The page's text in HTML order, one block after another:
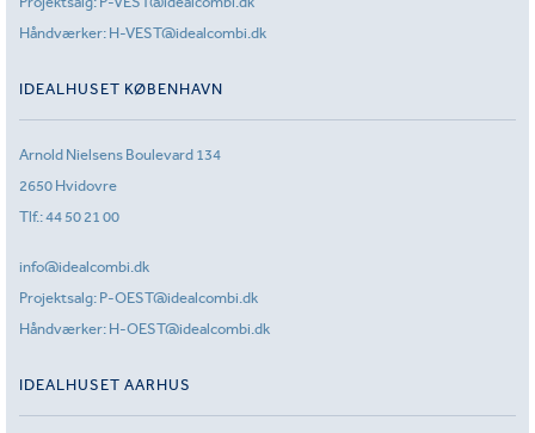
Håndværker: H-VEST@idealcombi.dk
IDEALHUSET KØBENHAVN
Arnold Nielsens Boulevard 134
2650 Hvidovre
Tlf.:44 50 21 00
info@idealcombi.dk
Projektsalg: P-OEST@idealcombi.dk
Håndværker: H-OEST@idealcombi.dk
IDEALHUSET AARHUS